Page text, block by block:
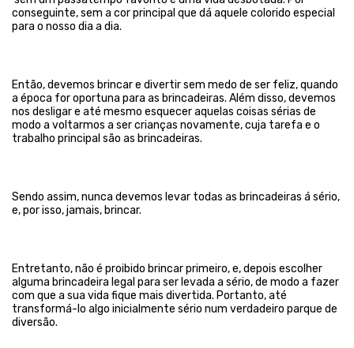
conseguinte, sem a cor principal que dá aquele colorido especial
para o nosso dia a dia.
Então, devemos brincar e divertir sem medo de ser feliz, quando
a época for oportuna para as brincadeiras. Além disso, devemos
nos desligar e até mesmo esquecer aquelas coisas sérias de
modo a voltarmos a ser crianças novamente, cuja tarefa e o
trabalho principal são as brincadeiras.
Sendo assim, nunca devemos levar todas as brincadeiras á sério,
e, por isso, jamais, brincar.
Entretanto, não é proibido brincar primeiro, e, depois escolher
alguma brincadeira legal para ser levada a sério, de modo a fazer
com que a sua vida fique mais divertida. Portanto, até
transformá-lo algo inicialmente sério num verdadeiro parque de
diversão.